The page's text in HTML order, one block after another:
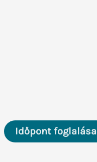
Időpont foglalása